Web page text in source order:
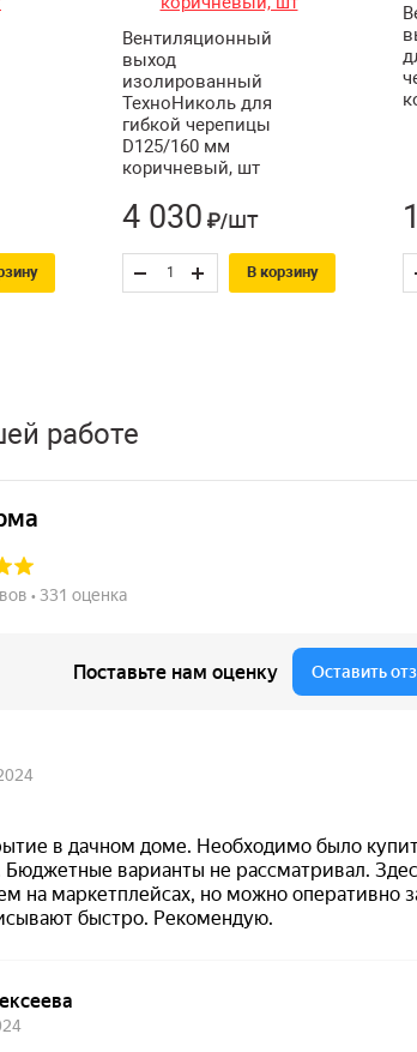
Вентиляционный
выход
изолированный
ТехноНиколь для
гибкой черепицы
D125/160 мм
коричневый, шт
4 030 ₽/шт
В корзину
работе